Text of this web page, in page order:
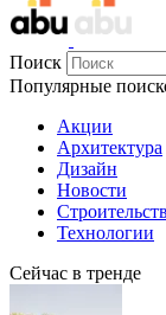
Поиск
Популярные
Акции
Архитектура
Дизайн
Новости
Технологии
Сейчас в тренде